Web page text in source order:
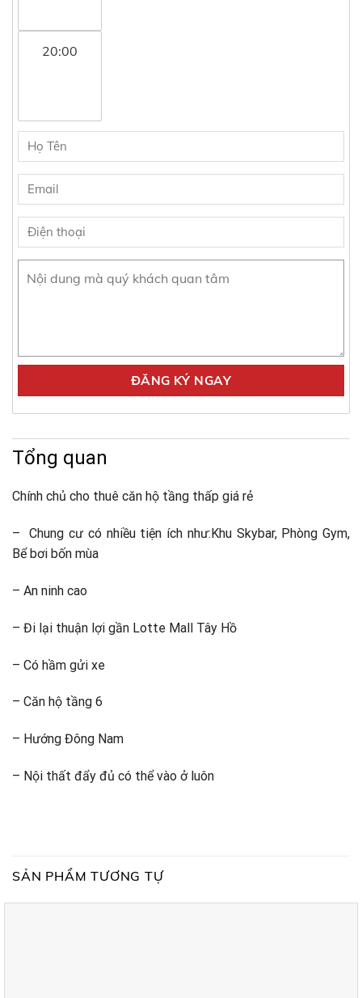
20:00
Tổng quan
Chính chủ cho thuê căn hộ tầng thấp giá rẻ
– Chung cư có nhiều tiện ích như:Khu Skybar, Phòng Gym,
Bể bơi bốn mùa
– An ninh cao
– Đi lại thuận lợi gần Lotte Mall Tây Hồ
– Có hầm gửi xe
– Căn hộ tầng 6
– Hướng Đông Nam
– Nội thất đẩy đủ có thể vào ở luôn
SẢN PHẨM TƯƠNG TỰ